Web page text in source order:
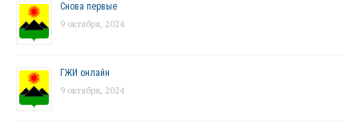
Снова первые
9 октября, 2024
ГЖИ онлайн
9 октября, 2024